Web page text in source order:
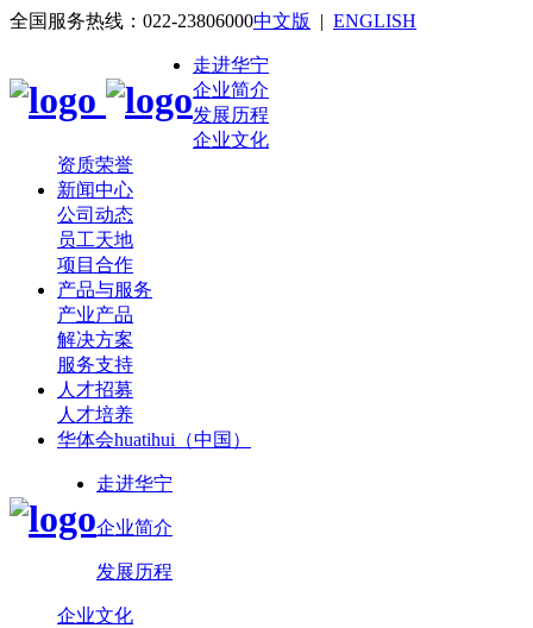
全国服务热线：022-23806000中文版 | ENGLISH
走进华宁
企业简介
发展历程
企业文化
资质荣誉
新闻中心
公司动态
员工天地
项目合作
产品与服务
产业产品
解决方案
服务支持
人才招募
人才培养
华体会huatihui（中国）
走进华宁
企业简介
发展历程
企业文化